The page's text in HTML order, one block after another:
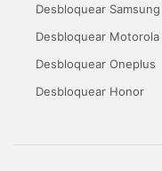
Desbloquear Samsung
Desbloquear Motorola
Desbloquear Oneplus
Desbloquear Honor